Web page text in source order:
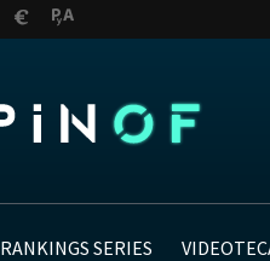
RANKINGS SERIES